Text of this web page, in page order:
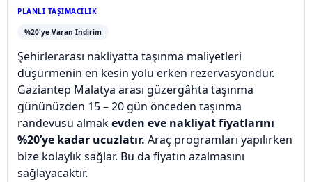
PLANLI TAŞIMACILIK
%20'ye Varan İndirim
Şehirlerarası nakliyatta taşınma maliyetleri
düşürmenin en kesin yolu erken rezervasyondur.
Gaziantep Malatya arası güzergâhta taşınma
gününüzden 15 – 20 gün önceden taşınma
randevusu almakevden eve nakliyat fiyatlarını
%20’ye kadar ucuzlatır. Araç programları yapılırken
bize kolaylık sağlar. Bu da fiyatın azalmasını
sağlayacaktır.